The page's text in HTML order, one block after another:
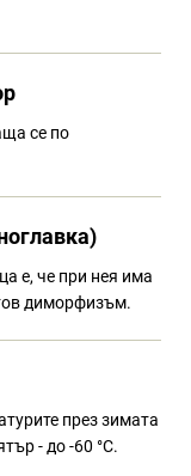
се по
е, че при нея има
диморфизъм.
през зимата
- до -60 °C.